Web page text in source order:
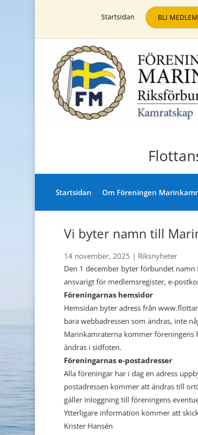
Startsidan BLI MEDLEM
Startsidan Om Föreningen
Vi byter namn till
14 november, 2025 | Riksnyheter
Den 1 december byter förbundet namn
ansvarigt för medlemsregister, e-
Föreningarnas hemsidor
Hemsidan byter adress från
bara webbadressen som ändras, inte
Marinkamraterna kommer
ändras i sidfoten.
Föreningarnas e-postadresser
Alla föreningar har i dag en adress
postadressen kommer att ändras till
gäller inloggning till föreningens
Ytterligare information kommer att
Krister Hansén